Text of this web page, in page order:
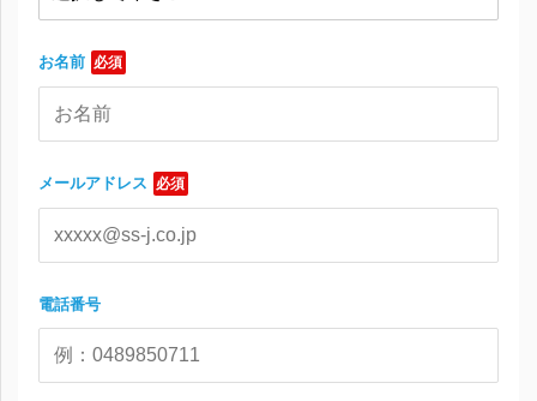
お名前 必須
メールアドレス 必須
電話番号